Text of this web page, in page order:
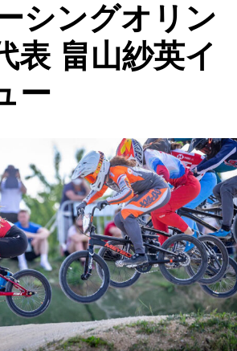
シングオリン
表 畠山紗英イ
ー